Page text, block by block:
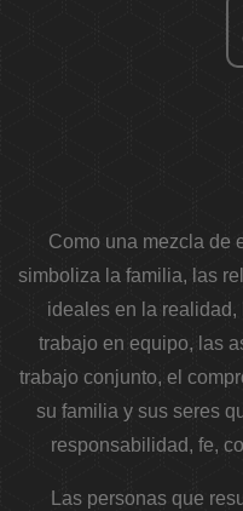
Como una mezcla de
simboliza la familia, las
ideales en la realidad,
trabajo en equipo, las
trabajo conjunto, el
su familia y sus seres
responsabilidad, fe,
Las personas que